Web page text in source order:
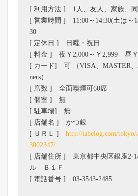
[ 利用方法 ] 1人、友人、家族、同
[ 営業時間 ] 11:00～14:30(土は～
30
[ 定休日 ] 日曜・祝日
[ 料金 ] 夜￥2,000～￥2,999 昼￥
[ カード] 可 （VISA、MASTER、
ners）
[ 席数 ] 全面喫煙可60席
[ 個室 ] 無
[ 駐車場] 無
[ 店舗名 ] かつ銀
[ ＵＲＬ ] http://tabelog.com/tokyo/
3002347/
[ 店舗住所 ] 東京都中央区銀座2-
ル Ｂ１Ｆ
[ 電話番号 ] 03-3543-2485